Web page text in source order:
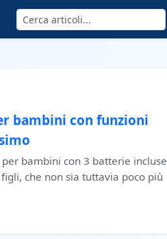
Cerca
bambini con funzioni
bambini con 3 batterie incluse
che non sia tuttavia poco più